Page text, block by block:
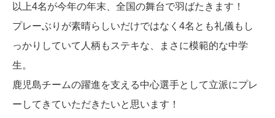
以上4名が今年の年末、全国の舞台で羽ばたきます！
プレーぶりが素晴らしいだけではなく4名とも礼儀もし
っかりしていて人柄もステキな、まさに模範的な中学
生。
鹿児島チームの躍進を支える中心選手として立派にプレ
ーしてきていただきたいと思います！